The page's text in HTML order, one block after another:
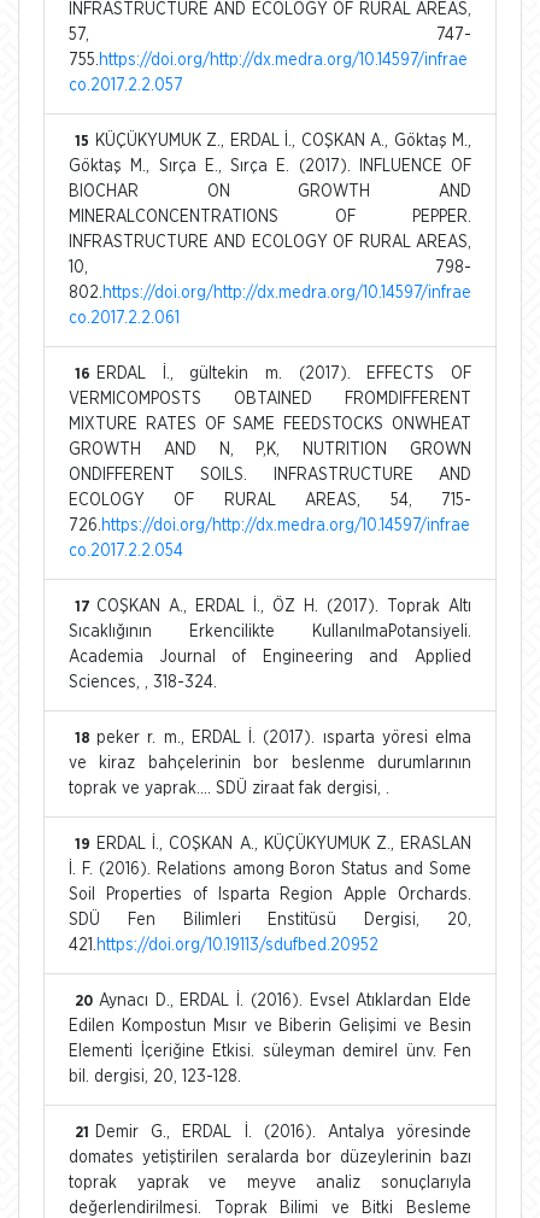
INFRASTRUCTURE AND ECOLOGY OF RURAL AREAS,
57, 747-
755. https://doi.org/http://dx.medra.org/10.14597/infrae
co.2017.2.2.057
15
KÜÇÜKYUMUK Z., ERDAL İ., COŞKAN A., Göktaş M.,
Göktaş M., Sırça E., Sırça E. (2017). INFLUENCE OF
BIOCHAR ON GROWTH AND
MINERALCONCENTRATIONS OF PEPPER.
INFRASTRUCTURE AND ECOLOGY OF RURAL AREAS,
10, 798-
802. https://doi.org/http://dx.medra.org/10.14597/infrae
co.2017.2.2.061
16
ERDAL İ., gültekin m. (2017). EFFECTS OF
VERMICOMPOSTS OBTAINED FROMDIFFERENT
MIXTURE RATES OF SAME FEEDSTOCKS ONWHEAT
GROWTH AND N, P,K, NUTRITION GROWN
ONDIFFERENT SOILS. INFRASTRUCTURE AND
ECOLOGY OF RURAL AREAS, 54, 715-
726. https://doi.org/http://dx.medra.org/10.14597/infrae
co.2017.2.2.054
17 COŞKAN A., ERDAL İ., ÖZ H. (2017). Toprak Altı
Sıcaklığının Erkencilikte KullanılmaPotansiyeli.
Academia Journal of Engineering and Applied
Sciences, , 318-324.
18 peker r. m., ERDAL İ. (2017). ısparta yöresi elma
ve kiraz bahçelerinin bor beslenme durumlarının
toprak ve yaprak.... SDÜ ziraat fak dergisi, .
19
ERDAL İ., COŞKAN A., KÜÇÜKYUMUK Z., ERASLAN
İ. F. (2016). Relations among Boron Status and Some
Soil Properties of Isparta Region Apple Orchards.
SDÜ Fen Bilimleri Enstitüsü Dergisi, 20,
421. https://doi.org/10.19113/sdufbed.20952
20 Aynacı D., ERDAL İ. (2016). Evsel Atıklardan Elde
Edilen Kompostun Mısır ve Biberin Gelişimi ve Besin
Elementi İçeriğine Etkisi. süleyman demirel ünv. Fen
bil. dergisi, 20, 123-128.
21
Demir G., ERDAL İ. (2016). Antalya yöresinde
domates yetiştirilen seralarda bor düzeylerinin bazı
toprak yaprak ve meyve analiz sonuçlarıyla
değerlendirilmesi. Toprak Bilimi ve Bitki Besleme